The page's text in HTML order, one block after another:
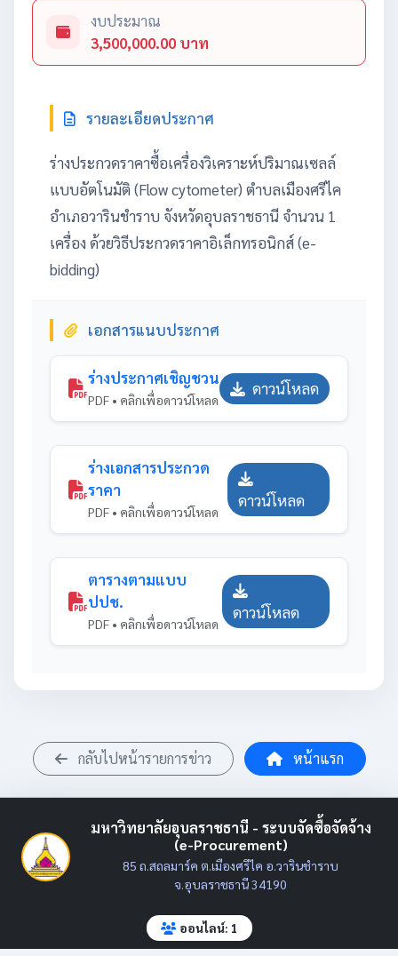
งบประมาณ
3,500,000.00 บาท
รายละเอียดประกาศ
ร่างประกวดราคาซื้อเครื่องวิเคราะห์ปริมาณเซลล์
แบบอัตโนมัติ (Flow cytometer) ตำบลเมืองศรีไค
อำเภอวารินชำราบ จังหวัดอุบลราชธานี จำนวน 1
เครื่อง ด้วยวิธีประกวดราคาอิเล็กทรอนิกส์ (e-
bidding)
เอกสารแนบประกาศ
ร่างประกาศเชิญชวน
PDF • คลิกเพื่อดาวน์โหลด
ดาวน์โหลด
ร่างเอกสารประกวด
ราคา
PDF • คลิกเพื่อดาวน์โหลด
ดาวน์โหลด
ตารางตามแบบ
ปปช.
PDF • คลิกเพื่อดาวน์โหลด
ดาวน์โหลด
กลับไปหน้ารายการข่าว หน้าแรก
มหาวิทยาลัยอุบลราชธานี - ระบบจัดซื้อจัดจ้าง
(e-Procurement)
85 ถ.สถลมาร์ค ต.เมืองศรีไค อ.วารินชำราบ
จ.อุบลราชธานี 34190
ออนไลน์: 1